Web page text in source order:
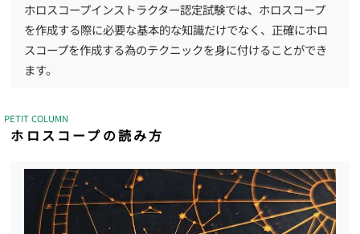
ホロスコープインストラクター認定試験では、ホロスコープ
を作成する際に必要な基本的な知識だけでなく、正確にホロ
スコープを作成する為のテクニックを身に付けることができ
ます。
PETIT COLUMN
ホロスコープの読み方